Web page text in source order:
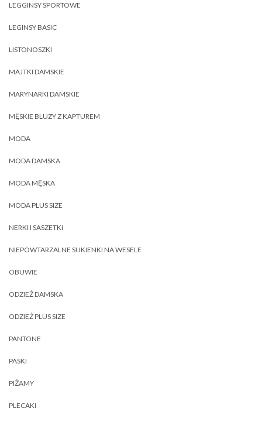
LEGGINSY SPORTOWE
LEGINSY BASIC
LISTONOSZKI
MAJTKI DAMSKIE
MARYNARKI DAMSKIE
MĘSKIE BLUZY Z KAPTUREM
MODA
MODA DAMSKA
MODA MĘSKA
MODA PLUS SIZE
NERKI I SASZETKI
NIEPOWTARZALNE SUKIENKI NA WESELE
OBUWIE
ODZIEŻ DAMSKA
ODZIEŻ PLUS SIZE
PANTONE
PASKI
PIŻAMY
PLECAKI